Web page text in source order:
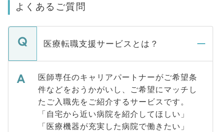
よくあるご質問
医療転職支援サービスとは？
医師専任のキャリアパートナーがご希望条
件などをおうかがいし、ご希望にマッチし
たご入職先をご紹介するサービスです。
「自宅から近い病院を紹介してほしい」
「医療機器が充実した病院で働きたい」